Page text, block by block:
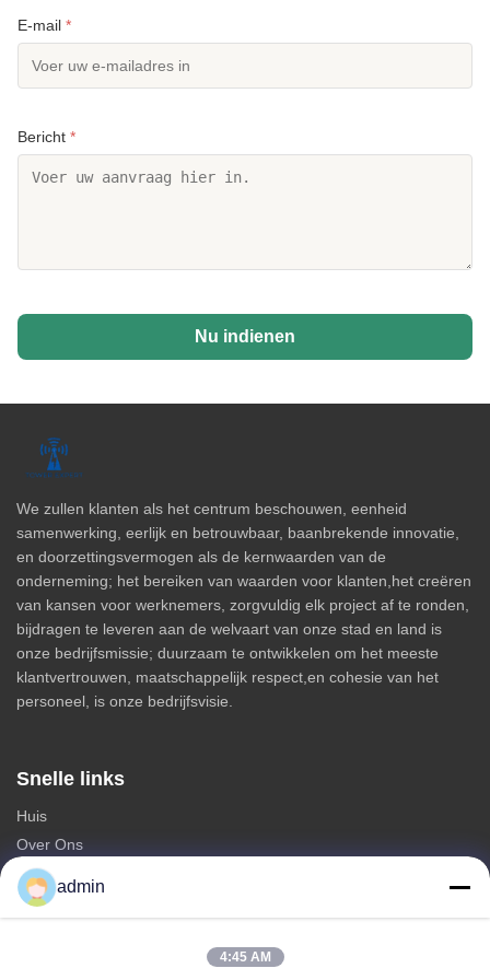
E-mail *
Bericht *
Nu indienen
We zullen klanten als het centrum beschouwen, eenheid
samenwerking, eerlijk en betrouwbaar, baanbrekende innovatie,
en doorzettingsvermogen als de kernwaarden van de
onderneming; het bereiken van waarden voor klanten,het creëren
van kansen voor werknemers, zorgvuldig elk project af te ronden,
bijdragen te leveren aan de welvaart van onze stad en land is
onze bedrijfsmissie; duurzaam te ontwikkelen om het meeste
klantvertrouwen, maatschappelijk respect,en cohesie van het
personeel, is onze bedrijfsvisie.
Snelle links
Huis
Over Ons
producten
Neem contact met ons op
admin
4:45 AM